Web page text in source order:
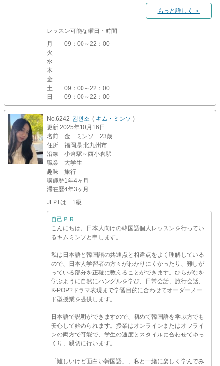
もっと詳しく ＞
レッスン可能な曜日・時間
月
09：00～22：00
火
水
木
金
土
09：00～22：00
日
09：00～22：00
No.6242 김민소 ( キム・ミンソ )
更新:2025年10月16日
名前
金 ミンソ 23歳
住所
福岡県 北九州市
沿線
小倉駅～西小倉駅
職業
大学生
趣味
旅行
講師歴1年4ヶ月
滞在歴4年3ヶ月
JLPTは 1級
自己ＰＲ
こんにちは。日本人向けの韓国語個人レッスンを行ってい
るキムミンソと申します。
私は日本語と韓国語の共通点と相違点をよく理解している
ので、日本人学習者の方々がわかりにくかったり、難しが
っている部分を正確に教えることができます。ひらがなを
学ぶように自然にハングルを学び、日常会話、旅行会話、
K-POP?ドラマ表現まで学習目的に合わせてオーダーメー
ド型授業を提供します。
日本語で説明ができますので、初めて韓国語を学ぶ方でも
安心して始められます。授業はオンラインまたはオフライ
ンの両方で可能で、学生の速度とスタイルに合わせてゆっ
くり、親切に行います。
「難しいけど面白い韓国語」、私と一緒に楽しく学んでみ